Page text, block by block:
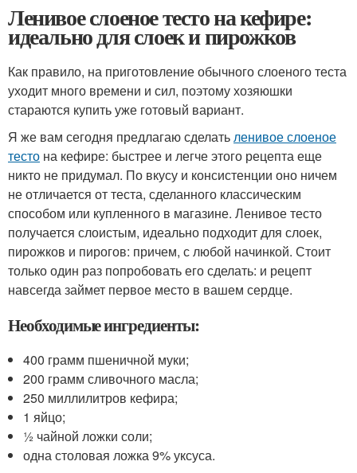
Ленивое слоеное тесто на кефире:
идеально для слоек и пирожков
Как правило, на приготовление обычного слоеного теста
уходит много времени и сил, поэтому хозяюшки
стараются купить уже готовый вариант.
Я же вам сегодня предлагаю сделатьленивое слоеное
тесто на кефире: быстрее и легче этого рецепта еще
никто не придумал. По вкусу и консистенции оно ничем
не отличается от теста, сделанного классическим
способом или купленного в магазине. Ленивое тесто
получается слоистым, идеально подходит для слоек,
пирожков и пирогов: причем, с любой начинкой. Стоит
только один раз попробовать его сделать: и рецепт
навсегда займет первое место в вашем сердце.
Необходимые ингредиенты:
400 грамм пшеничной муки;
200 грамм сливочного масла;
250 миллилитров кефира;
1 яйцо;
½ чайной ложки соли;
одна столовая ложка 9% уксуса.